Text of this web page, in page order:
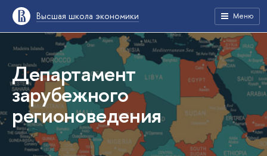
Высшая школа экономики Меню
Департамент
зарубежного
регионоведения